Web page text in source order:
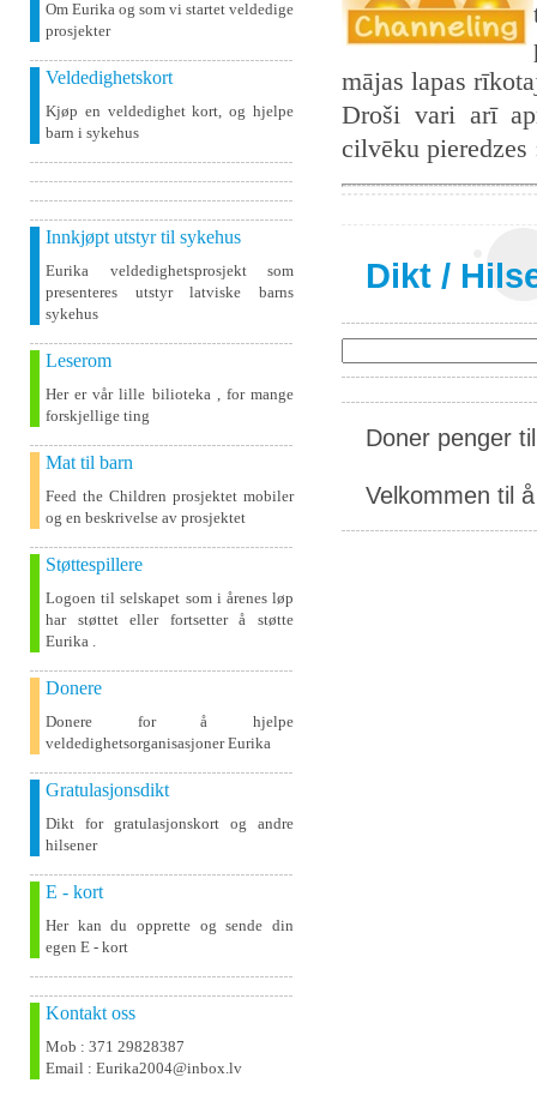
Om Eurika og som vi startet veldedige
prosjekter
Veldedighetskort
Kjøp en veldedighet kort, og hjelpe
barn i sykehus
Innkjøpt utstyr til sykehus
Eurika veldedighetsprosjekt som
presenteres utstyr latviske barns
sykehus
Leserom
Her er vår lille bilioteka , for mange
forskjellige ting
Mat til barn
Feed the Children prosjektet mobiler
og en beskrivelse av prosjektet
Støttespillere
Logoen til selskapet som i årenes løp
har støttet eller fortsetter å støtte
Eurika .
Donere
Donere for å hjelpe
veldedighetsorganisasjoner Eurika
Gratulasjonsdikt
Dikt for gratulasjonskort og andre
hilsener
E - kort
Her kan du opprette og sende din
egen E - kort
Kontakt oss
Mob : 371 29828387
Email : Eurika2004@inbox.lv
mājas lapas
Droši vari arī
cilvēku
Dikt /
Doner penger
Velkommen til